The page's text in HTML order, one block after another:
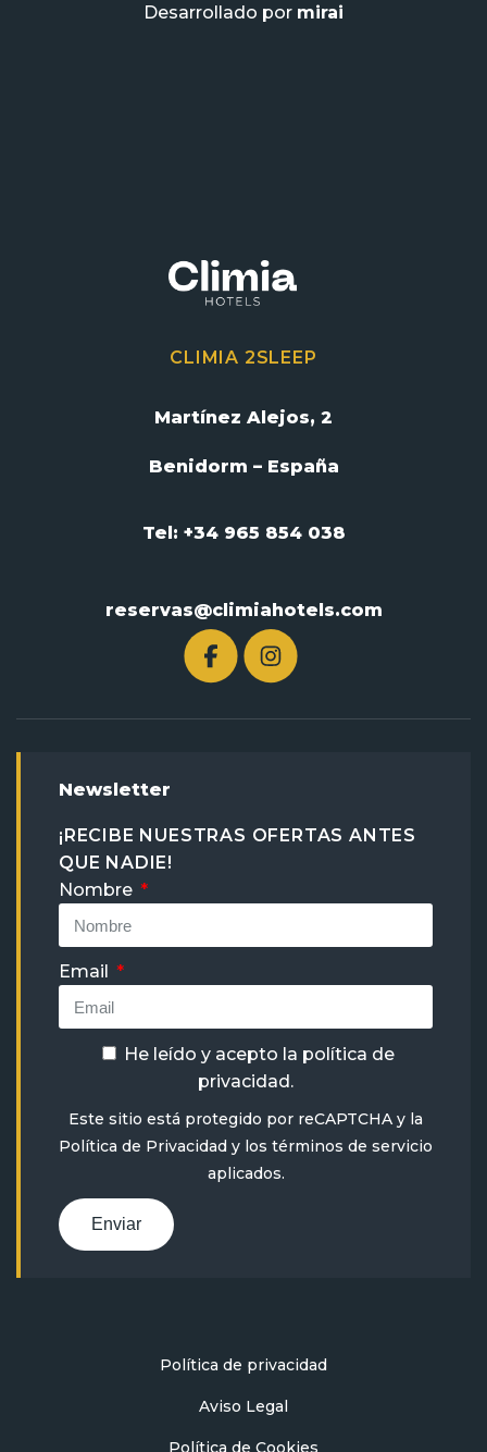
Desarrollado por mirai
CLIMIA 2SLEEP
Martínez Alejos, 2
Benidorm – España
Tel: +34 965 854 038
reservas@climiahotels.com
Newsletter
¡RECIBE NUESTRAS OFERTAS ANTES
QUE NADIE!
Nombre
Email
He leído y acepto la política de
privacidad.
Este sitio está protegido por reCAPTCHA y la
Política de Privacidad y los términos de servicio
aplicados.
Enviar
Política de privacidad
Aviso Legal
Política de Cookies